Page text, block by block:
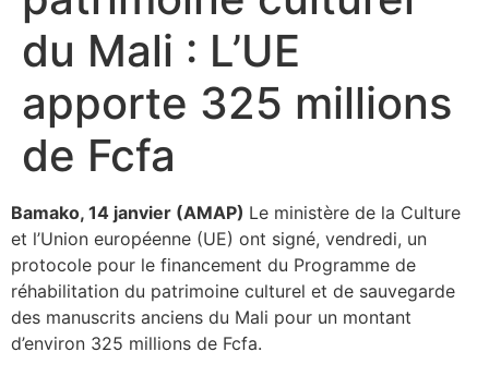
du Mali : L’UE
apporte 325 millions
de Fcfa
Bamako, 14 janvier (AMAP) Le ministère de la Culture
et l’Union européenne (UE) ont signé, vendredi, un
protocole pour le financement du Programme de
réhabilitation du patrimoine culturel et de sauvegarde
des manuscrits anciens du Mali pour un montant
d’environ 325 millions de Fcfa.